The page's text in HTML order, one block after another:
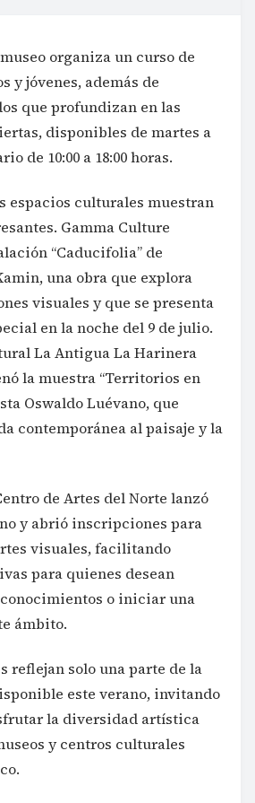
organiza un curso de
y jóvenes, además de
que profundizan en las
disponibles de martes a
de 10:00 a 18:00 horas.
espacios culturales muestran
Gamma Culture
“Caducifolia” de
una obra que explora
visuales y que se presenta
en la noche del 9 de julio.
La Antigua La Harinera
la muestra “Territorios en
Oswaldo Luévano, que
contemporánea al paisaje y la
de Artes del Norte lanzó
y abrió inscripciones para
visuales, facilitando
para quienes desean
o iniciar una
ámbito.
reflejan solo una parte de la
este verano, invitando
la diversidad artística
y centros culturales